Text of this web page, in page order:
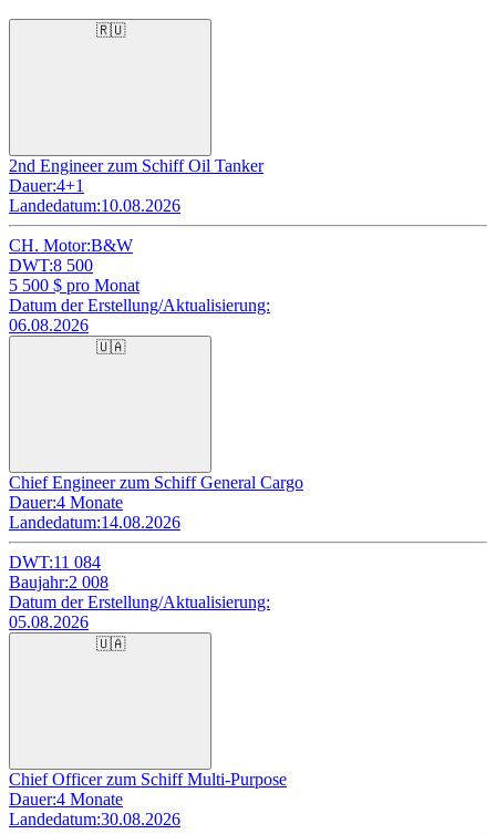
🇷🇺
2nd Engineer zum Schiff Oil Tanker
Dauer:4+1
Landedatum:10.08.2026
CH. Motor:B&W
DWT:8 500
5 500 $ pro Monat
Datum der Erstellung/Aktualisierung:
06.08.2026
🇺🇦
Chief Engineer zum Schiff General Cargo
Dauer:4 Monate
Landedatum:14.08.2026
DWT:11 084
Baujahr:2 008
Datum der Erstellung/Aktualisierung:
05.08.2026
🇺🇦
Chief Officer zum Schiff Multi-Purpose
Dauer:4 Monate
Landedatum:30.08.2026